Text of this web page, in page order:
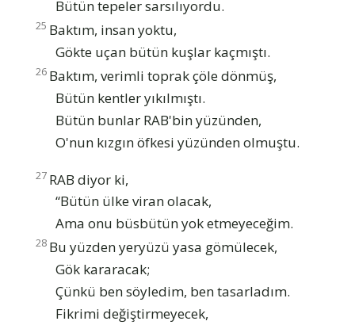
Bütün tepeler sarsılıyordu.
25 Baktım, insan yoktu,
Gökte uçan bütün kuşlar kaçmıştı.
26 Baktım, verimli toprak çöle dönmüş,
Bütün kentler yıkılmıştı.
Bütün bunlar RAB'bin yüzünden,
O'nun kızgın öfkesi yüzünden olmuştu.
27 RAB diyor ki,
“Bütün ülke viran olacak,
Ama onu büsbütün yok etmeyeceğim.
28 Bu yüzden yeryüzü yasa gömülecek,
Gök kararacak;
Çünkü ben söyledim, ben tasarladım.
Fikrimi değiştirmeyecek,